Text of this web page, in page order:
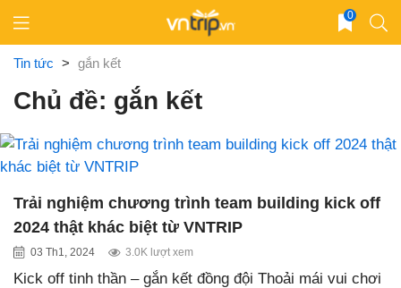
content
0
Tin tức > gắn kết
Chủ đề: gắn kết
Trải nghiệm chương trình team building kick off
2024 thật khác biệt từ VNTRIP
03 Th1, 2024 3.0K lượt xem
Kick off tinh thần – gắn kết đồng đội Thoải mái vui chơi